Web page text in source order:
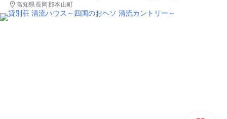
高知県長岡郡本山町